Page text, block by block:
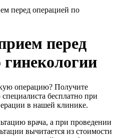
перед операцией по
перед
гинекологии
операцию? Получите
бесплатно при
в нашей клинике.
врача, а при проведении
вычитается из стоимости